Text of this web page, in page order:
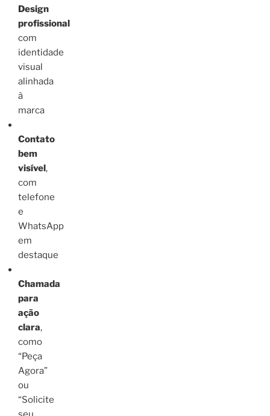
Design
profissional
com
identidade
visual
alinhada
à
marca
Contato
bem
visível,
com
telefone
e
WhatsApp
em
destaque
Chamada
para
ação
clara,
como
“Peça
Agora”
ou
“Solicite